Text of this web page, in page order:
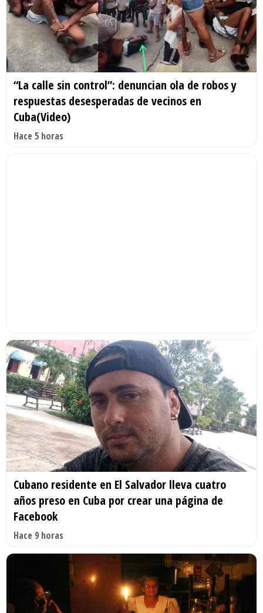
“La calle sin control”: denuncian ola de robos y
respuestas desesperadas de vecinos en
Cuba(Video)
Hace 5 horas
Cubano residente en El Salvador lleva cuatro
años preso en Cuba por crear una página de
Facebook
Hace 9 horas